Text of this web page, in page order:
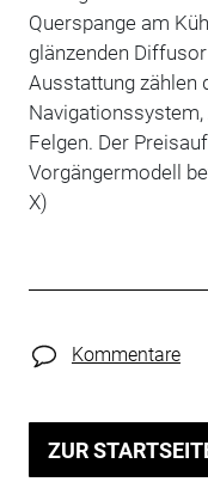
Querspange am
glänzenden
Ausstattung zählen
Felgen. Der
Vorgängermodell
X)
Kommentare
ZUR